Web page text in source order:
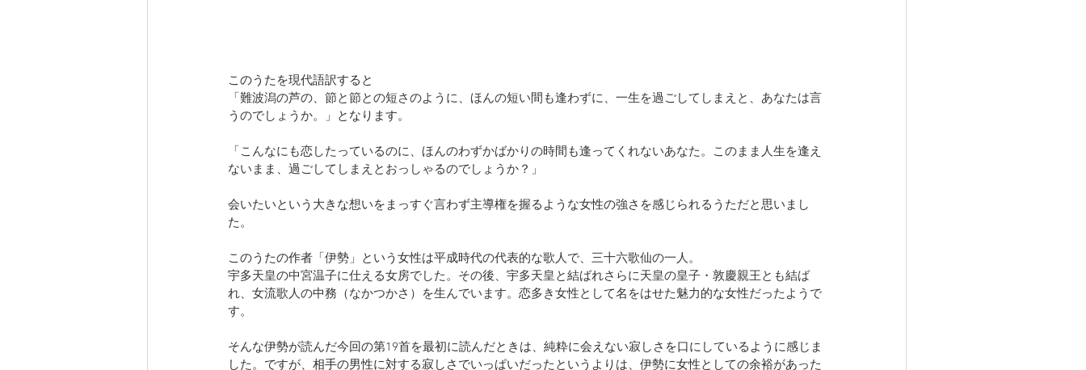
このうたを現代語訳すると
「難波潟の芦の、節と節との短さのように、ほんの短い間も逢わずに、一生を過ごしてしまえと、あなたは言
うのでしょうか。」
となります。
「こんなにも恋したっているのに、ほんのわずかばかりの時間も逢ってくれないあなた。このまま人生を逢え
ないまま、過ごしてしまえとおっしゃるのでしょうか？」
会いたいという大きな想いをまっすぐ言わず主導権を握るような女性の強さを感じられるうただと思いまし
た。
このうたの作者「伊勢」という女性は平成時代の代表的な歌人で、三十六歌仙の一人。
宇多天皇の中宮温子に仕える女房でした。その後、宇多天皇と結ばれさらに天皇の皇子・敦慶親王とも結ば
れ、女流歌人の中務（なかつかさ）を生んでいます。恋多き女性として名をはせた魅力的な女性だったようで
す。
そんな伊勢が読んだ今回の第19首を最初に読んだときは、純粋に会えない寂しさを口にしているように感じま
した。ですが、相手の男性に対する寂しさでいっぱいだったというよりは、伊勢に女性としての余裕があった